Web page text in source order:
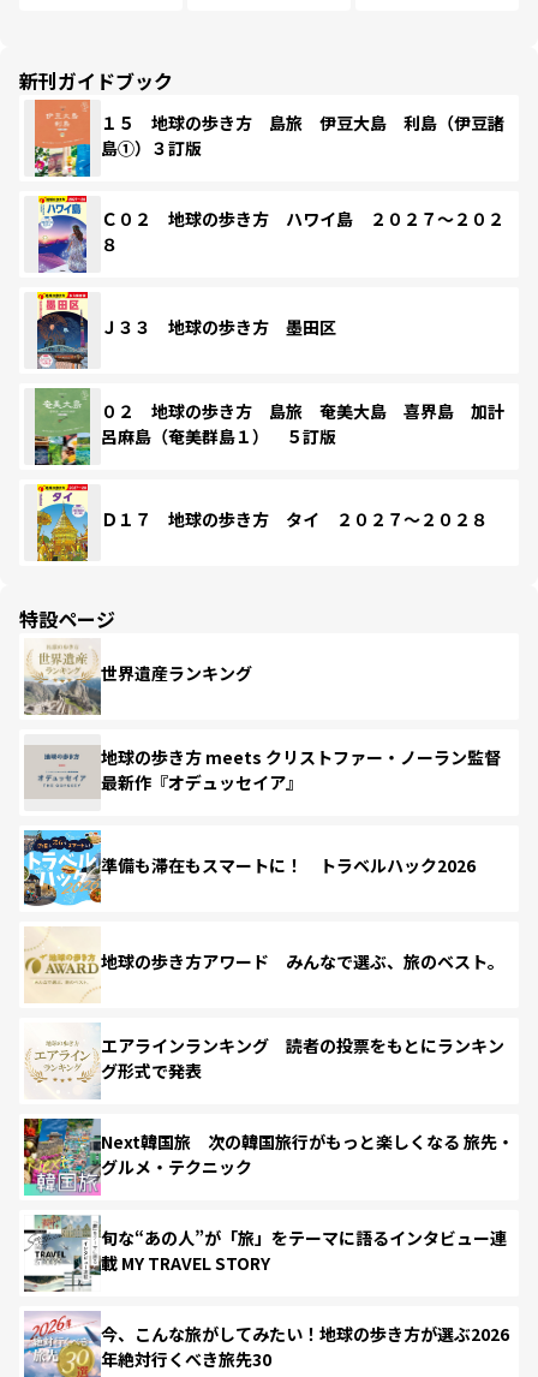
新刊ガイドブック
１５ 地球の歩き方 島旅 伊豆大島 利島（伊豆諸
島①）３訂版
Ｃ０２ 地球の歩き方 ハワイ島 ２０２７～２０２
８
Ｊ３３ 地球の歩き方 墨田区
０２ 地球の歩き方 島旅 奄美大島 喜界島 加計
呂麻島（奄美群島１） ５訂版
Ｄ１７ 地球の歩き方 タイ ２０２７～２０２８
特設ページ
世界遺産ランキング
地球の歩き方 meets クリストファー・ノーラン監督
最新作『オデュッセイア』
準備も滞在もスマートに！ トラベルハック2026
地球の歩き方アワード みんなで選ぶ、旅のベスト。
エアラインランキング 読者の投票をもとにランキン
グ形式で発表
Next韓国旅 次の韓国旅行がもっと楽しくなる 旅先・
グルメ・テクニック
旬な“あの人”が「旅」をテーマに語るインタビュー連
載 MY TRAVEL STORY
今、こんな旅がしてみたい！地球の歩き方が選ぶ2026
年絶対行くべき旅先30